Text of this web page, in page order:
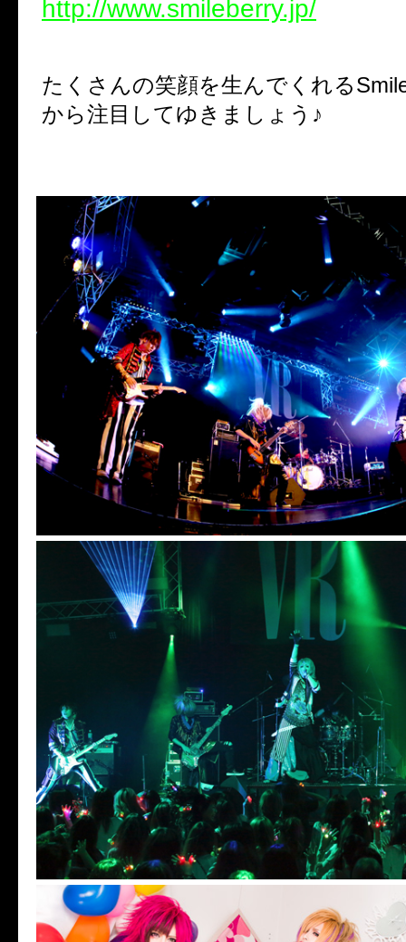
http://www.smileberry.jp/
たくさんの笑顔を生んでくれる
から注目してゆきましょう♪